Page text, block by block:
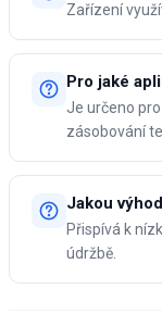
Zařízení
Pro jaké
Je určeno
zásobování
Jakou
Přispívá k
údržbě.